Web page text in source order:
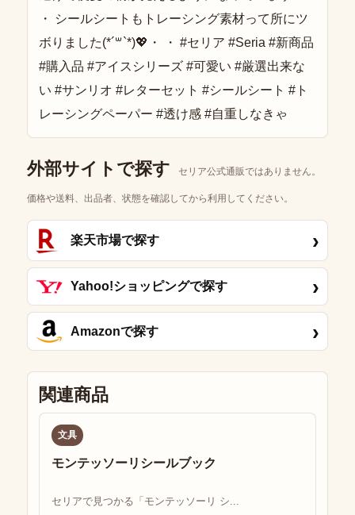
外部サイトで探す セリア公式通販ではありません。
価格や送料、出品者、状態を確認してから利用してください。
楽天市場で探す ›
Yahoo!ショッピングで探す ›
Amazonで探す ›
関連商品
文具
モンテッソーリシールブック
セリアで見つかる「モンテッソーリ シ...